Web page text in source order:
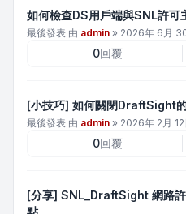
如何檢查DS用戶端與SNL許可
最後發表 由 admin » 2026年 6月
0回覆
[小技巧] 如何關閉DraftSight
最後發表 由 admin » 2026年 2月 12
0回覆
[分享] SNL_DraftSight 網路
點